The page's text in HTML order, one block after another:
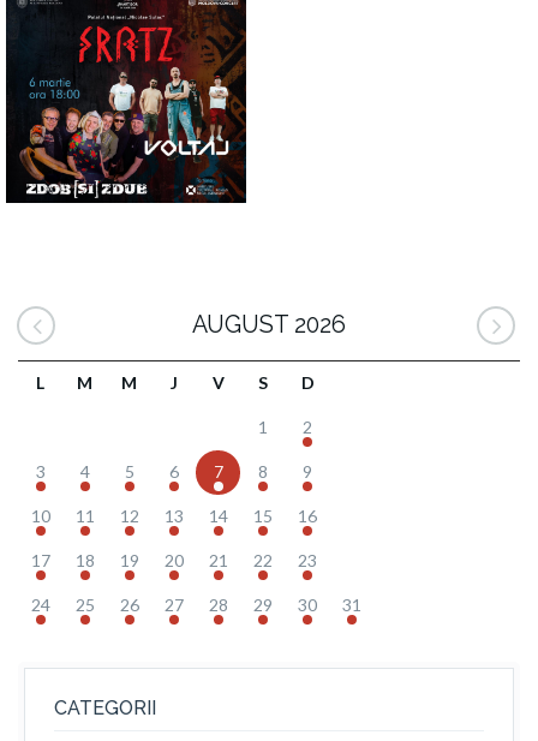
AUGUST 2026
L M M J V S D
1 2
3 4 5 6 7 8 9
10 11 12 13 14 15 16
17 18 19 20 21 22 23
24 25 26 27 28 29 30 31
CATEGORII